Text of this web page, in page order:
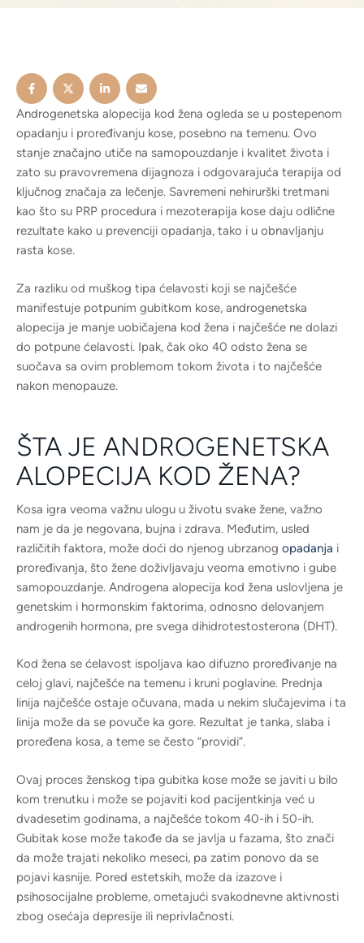
Androgenetska alopecija kod žena ogleda se u postepenom
opadanju i proređivanju kose, posebno na temenu. Ovo
stanje značajno utiče na samopouzdanje i kvalitet života i
zato su pravovremena dijagnoza i odgovarajuća terapija od
ključnog značaja za lečenje. Savremeni nehirurški tretmani
kao što su PRP procedura i mezoterapija kose daju odlične
rezultate kako u prevenciji opadanja, tako i u obnavljanju
rasta kose.
Za razliku od muškog tipa ćelavosti koji se najčešće
manifestuje potpunim gubitkom kose, androgenetska
alopecija je manje uobičajena kod žena i najčešće ne dolazi
do potpune ćelavosti. Ipak, čak oko 40 odsto žena se
suočava sa ovim problemom tokom života i to najčešće
nakon menopauze.
ŠTA JE ANDROGENETSKA
ALOPECIJA KOD ŽENA?
Kosa igra veoma važnu ulogu u životu svake žene, važno
nam je da je negovana, bujna i zdrava. Međutim, usled
različitih faktora, može doći do njenog ubrzanog opadanja i
proređivanja, što žene doživljavaju veoma emotivno i gube
samopouzdanje. Androgena alopecija kod žena uslovljena je
genetskim i hormonskim faktorima, odnosno delovanjem
androgenih hormona, pre svega dihidrotestosterona (DHT).
Kod žena se ćelavost ispoljava kao difuzno proređivanje na
celoj glavi, najčešće na temenu i kruni poglavine. Prednja
linija najčešće ostaje očuvana, mada u nekim slučajevima i ta
linija može da se povuče ka gore. Rezultat je tanka, slaba i
proređena kosa, a teme se često “providi”.
Ovaj proces ženskog tipa gubitka kose može se javiti u bilo
kom trenutku i može se pojaviti kod pacijentkinja već u
dvadesetim godinama, a najčešće tokom 40-ih i 50-ih.
Gubitak kose može takođe da se javlja u fazama, što znači
da može trajati nekoliko meseci, pa zatim ponovo da se
pojavi kasnije. Pored estetskih, može da izazove i
psihosocijalne probleme, ometajući svakodnevne aktivnosti
zbog osećaja depresije ili neprivlačnosti.